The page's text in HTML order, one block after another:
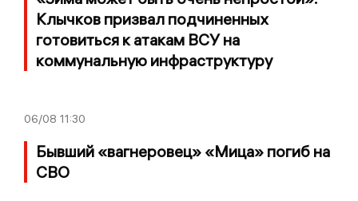
Клычков призвал подчиненных
готовиться к атакам ВСУ на
коммунальную инфраструктуру
06/08 11:30
Бывший «вагнеровец» «Мица» погиб на
СВО